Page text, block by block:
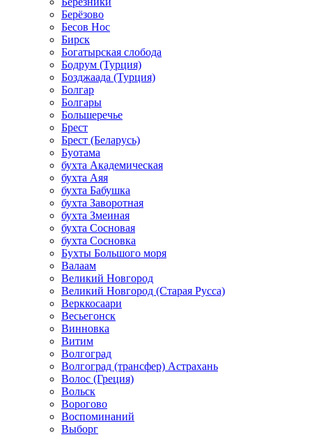
Берёзово
Бесов Нос
Бирск
Богатырская слобода
Бодрум (Турция)
Бозджаада (Турция)
Болгар
Болгары
Большеречье
Брест
Брест (Беларусь)
Буотама
бухта Академическая
бухта Аяя
бухта Бабушка
бухта Заворотная
бухта Змеиная
бухта Сосновая
бухта Сосновка
Бухты Большого моря
Валаам
Великий Новгород
Великий Новгород (Старая Русса)
Верккосаари
Весьегонск
Винновка
Витим
Волгоград
Волгоград (трансфер) Астрахань
Волос (Греция)
Вольск
Ворогово
Воспоминаний
Выборг